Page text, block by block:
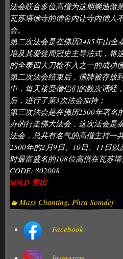
法会联合多位高僧为这期崇迪做
瓦苏塔佛寺的僧舍内让寺内僧人
会。
第二次法会是在佛历2485年由全
培及其爱徒周冠史主导法式，将
的全泰四大刀枪不入之一的成功
第二次法会结束后，佛牌被存放
中，每天接受僧侣们的数次诵经
后，进行了第3次法会加持；
第三次法会是在佛历2500年著名
办的行走佛大法会，这次法会是
法会，总共有名气的高僧主持一
2500年的2月9日、10日、11日
时最富盛名的108位高僧在瓦苏塔
CODE: 802008
SOLD 售出
Mass Chanting, Phra Somdej
Facebook